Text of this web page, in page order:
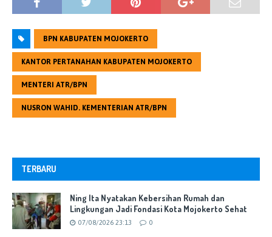
BPN KABUPATEN MOJOKERTO
KANTOR PERTANAHAN KABUPATEN MOJOKERTO
MENTERI ATR/BPN
NUSRON WAHID. KEMENTERIAN ATR/BPN
TERBARU
Ning Ita Nyatakan Kebersihan Rumah dan
Lingkungan Jadi Fondasi Kota Mojokerto Sehat
07/08/2026 23:13 0